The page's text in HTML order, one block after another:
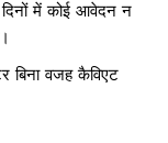
में कोई आवेदन न
बिना वजह कैविएट